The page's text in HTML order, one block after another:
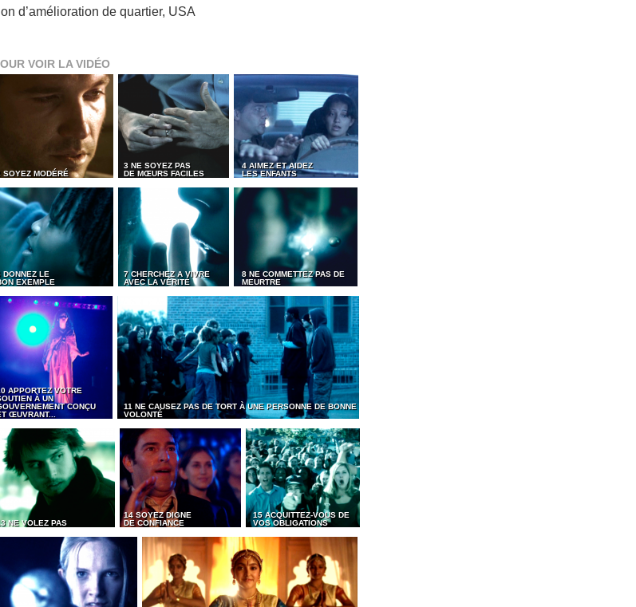
d’amélioration de quartier, USA
VOIR LA VIDÉO
SOYEZ MODÉRÉ
3 NE SOYEZ PAS
DE MŒURS FACILES
4 AIMEZ ET AIDEZ
LES ENFANTS
DONNEZ LE
EXEMPLE
7 CHERCHEZ A VIVRE
AVEC LA VÉRITÉ
8 NE COMMETTEZ PAS DE
MEURTRE
APPORTEZ VOTRE
À UN
CONÇU
ŒUVRANT...
11 NE CAUSEZ PAS DE TORT À UNE PERSONNE DE BONNE
VOLONTÉ
NE VOLEZ PAS
14 SOYEZ DIGNE
DE CONFIANCE
15 ACQUITTEZ-VOUS DE
VOS OBLIGATIONS